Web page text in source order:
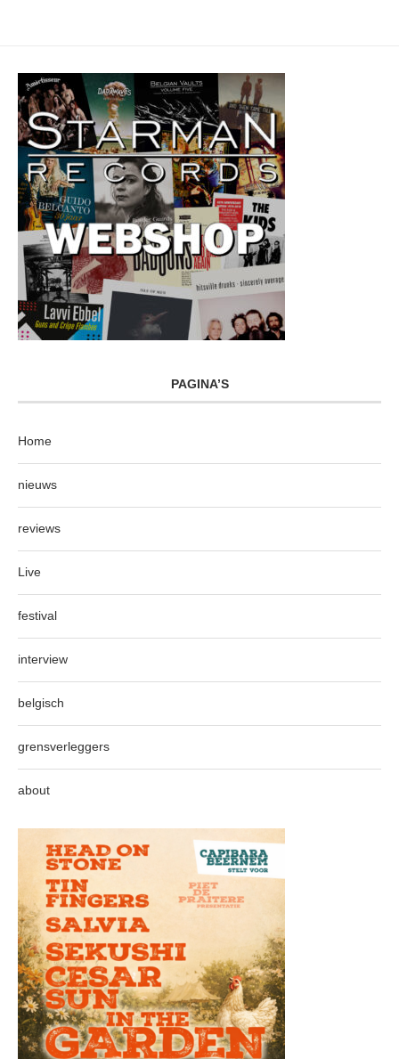
PAGINA’S
Home
nieuws
reviews
Live
festival
interview
belgisch
grensverleggers
about